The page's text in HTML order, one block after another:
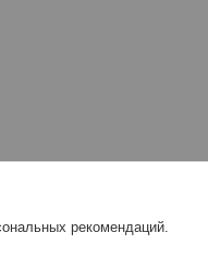
рекомендаций.